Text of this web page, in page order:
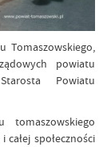
Tomaszowskiego,
powiatu
Powiatu
tomaszowskiego
społeczności